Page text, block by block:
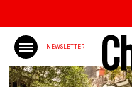
NEWSLETTER